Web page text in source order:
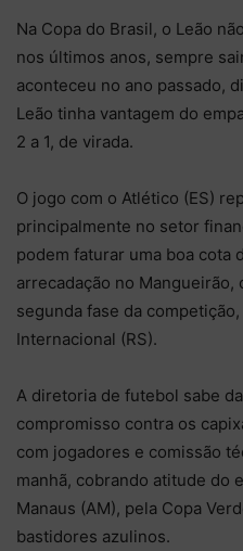
Na Copa do Brasil, o Leão
nos últimos anos, sempre
aconteceu no ano passado,
Leão tinha vantagem do
2 a 1, de virada.
O jogo com o Atlético (ES)
principalmente no setor
podem faturar uma boa cota
arrecadação no Mangueirão,
segunda fase da
Internacional (RS).
A diretoria de futebol sabe
compromisso contra os
com jogadores e comissão
manhã, cobrando atitude do
Manaus (AM), pela Copa
bastidores azulinos.